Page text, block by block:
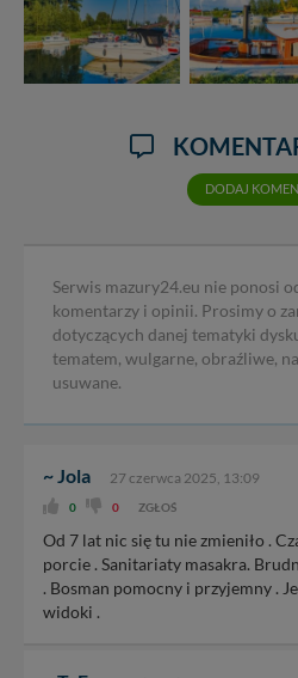
DODAJ
Serwis mazury24.eu nie ponosi
komentarzy i opinii. Prosimy o
dotyczących danej tematyki
tematem, wulgarne, obraźliwe,
usuwane.
~ Jola 27 czerwca 2025, 13:09
0 0 ZGŁOŚ
Od 7 lat nic się tu nie zmieniło .
porcie . Sanitariaty masakra.
. Bosman pomocny i przyjemny .
widoki .